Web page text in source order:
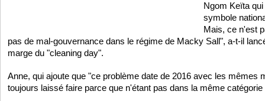
Ngom Keïta
symbole
Mais, ce n'est
pas de mal-gouvernance dans le régime de Macky Sall", a-t-il
marge du "cleaning day".
Anne, qui ajoute que "ce problème date de 2016 avec les mêmes
toujours laissé faire parce que n'étant pas dans la même